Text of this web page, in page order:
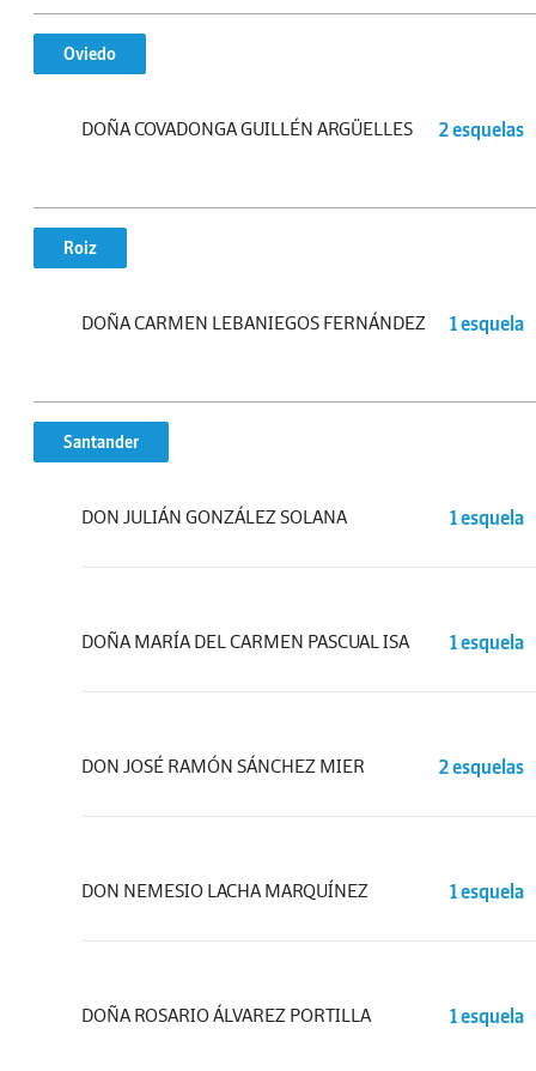
Oviedo
DOÑA COVADONGA GUILLÉN ARGÜELLES 2 esquelas
Roiz
DOÑA CARMEN LEBANIEGOS FERNÁNDEZ 1 esquela
Santander
DON JULIÁN GONZÁLEZ SOLANA 1 esquela
DOÑA MARÍA DEL CARMEN PASCUAL ISA 1 esquela
DON JOSÉ RAMÓN SÁNCHEZ MIER 2 esquelas
DON NEMESIO LACHA MARQUÍNEZ 1 esquela
DOÑA ROSARIO ÁLVAREZ PORTILLA 1 esquela